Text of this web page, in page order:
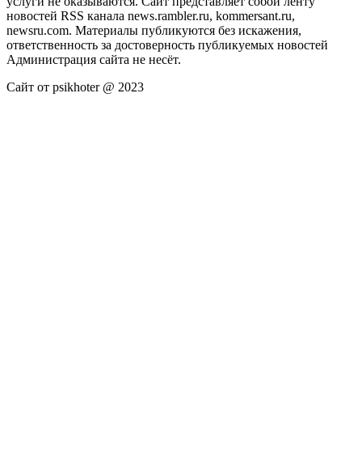
новостей RSS канала news.rambler.ru, kommersant.ru,
newsru.com. Материалы публикуются без искажения,
ответственность за достоверность публикуемых новостей
Администрация сайта не несёт.
Сайт от psikhoter @ 2023